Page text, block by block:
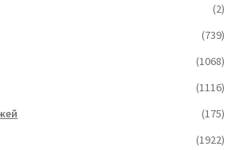
(2)
(739)
(1068)
(1116)
(175)
(1922)